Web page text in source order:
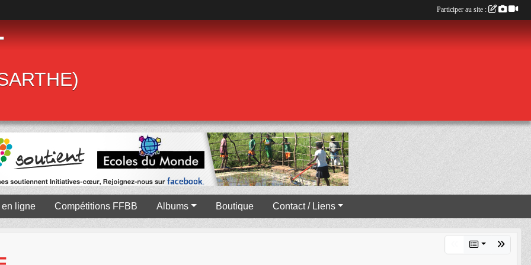
en ligne Compétitions FFBB Albums Boutique Contact / Liens
Participer au site :